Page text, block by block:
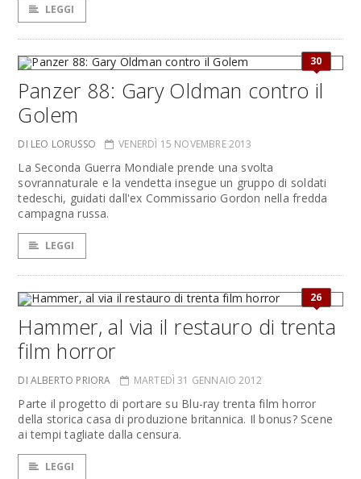
LEGGI
30
Panzer 88: Gary Oldman contro il
Golem
DI LEO LORUSSO VENERDÌ 15 NOVEMBRE 2013
La Seconda Guerra Mondiale prende una svolta
sovrannaturale e la vendetta insegue un gruppo di soldati
tedeschi, guidati dall'ex Commissario Gordon nella fredda
campagna russa.
LEGGI
26
Hammer, al via il restauro di trenta
film horror
DI ALBERTO PRIORA MARTEDÌ 31 GENNAIO 2012
Parte il progetto di portare su Blu-ray trenta film horror
della storica casa di produzione britannica. Il bonus? Scene
ai tempi tagliate dalla censura.
LEGGI